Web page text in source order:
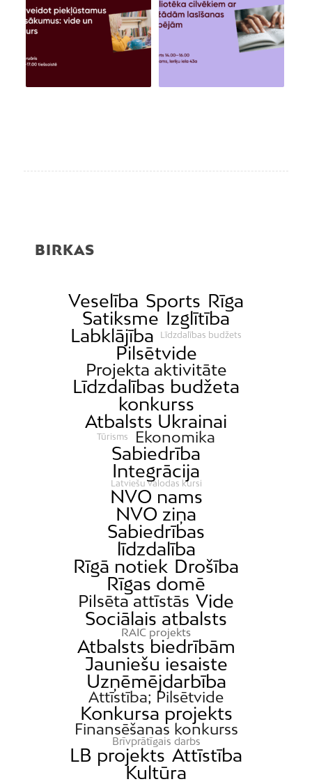
BIRKAS
Veselība Sports Rīga
Satiksme Izglītība
Labklājība
Līdzdalības budžets
Pilsētvide
Projekta aktivitāte
Līdzdalības budžeta
konkurss
Atbalsts Ukrainai
Tūrisms Ekonomika
Sabiedrība
Integrācija
Latviešu valodas kursi
NVO nams
NVO ziņa
Sabiedrības
līdzdalība
Rīgā notiek Drošība
Rīgas domē
Pilsēta attīstās Vide
Sociālais atbalsts
RAIC projekts
Atbalsts biedrībām
Jauniešu iesaiste
Uzņēmējdarbība
Attīstība; Pilsētvide
Konkursa projekts
Finansēšanas konkurss
Brīvprātīgais darbs
LB projekts Attīstība
Kultūra